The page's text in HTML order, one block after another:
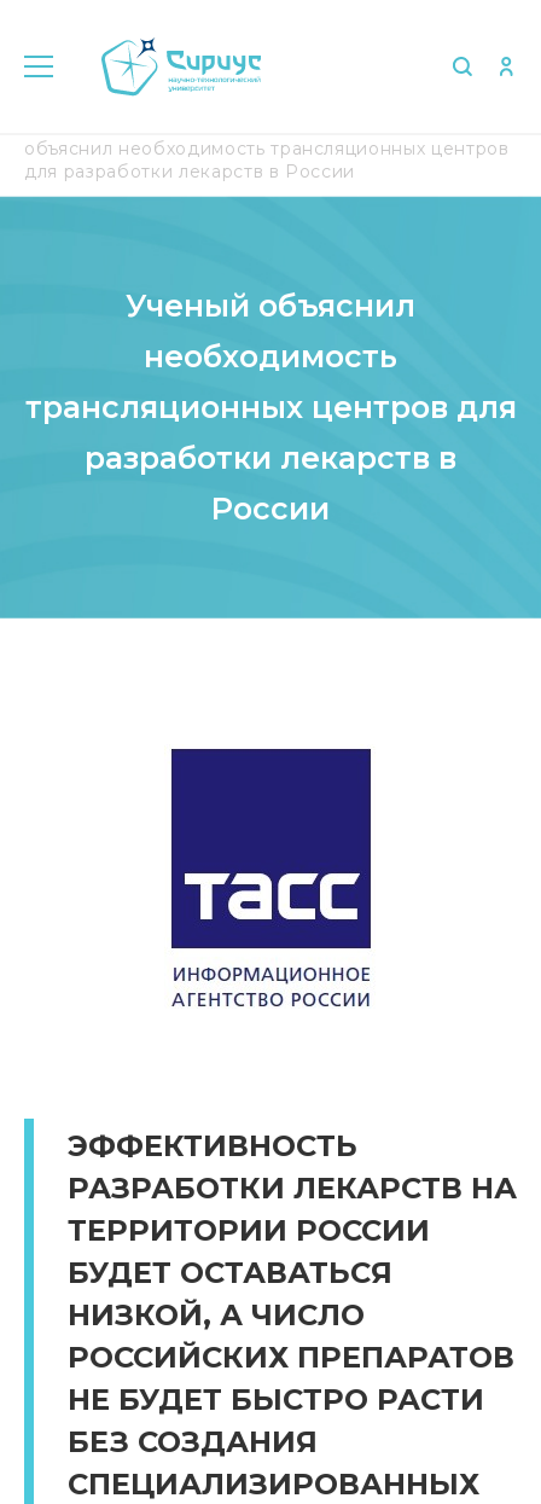
объяснил необходимость трансляционных центров
для разработки лекарств в России
Ученый объяснил
необходимость
трансляционных центров для
разработки лекарств в
России
ЭФФЕКТИВНОСТЬ
РАЗРАБОТКИ ЛЕКАРСТВ НА
ТЕРРИТОРИИ РОССИИ
БУДЕТ ОСТАВАТЬСЯ
НИЗКОЙ, А ЧИСЛО
РОССИЙСКИХ ПРЕПАРАТОВ
НЕ БУДЕТ БЫСТРО РАСТИ
БЕЗ СОЗДАНИЯ
СПЕЦИАЛИЗИРОВАННЫХ